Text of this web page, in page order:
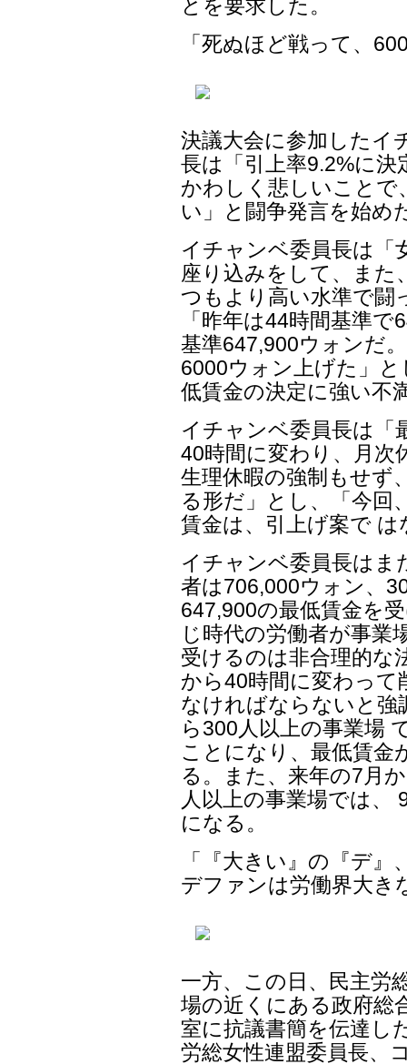
とを要求した。
「死ぬほど戦って、
決議大会に参加したイ
長は「引上率9.2%に
かわしく悲しいことで
い」と闘争発言を始め
イチャンベ委員長は「
座り込みをして、また
つもより高い水準で闘
「昨年は44時間基準
基準647,900ウォンだ
6000ウォン上げた」
低賃金の決定に強い不
イチャンベ委員長は「
40時間に変わり、月次
生理休暇の強制もせず
る形だ」とし、「今回
賃金は、引上げ案で
イチャンベ委員長はま
者は706,000ウォン、
647,900の最低賃金を
じ時代の労働者が事業
受けるのは非合理的な
から40時間に変わって
なければならないと強
ら300人以上の事業場
ことになり、最低賃金
る。また、来年の7月
人以上の事業場では、
になる。
「『大きい』の『デ
デファンは労働界大き
一方、この日、民主労
場の近くにある政府総
室に抗議書簡を伝達し
労総女性連盟委員長、